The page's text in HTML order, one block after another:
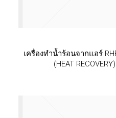
เครื่องทำน้ำร้อนจากแอร์
(HEAT